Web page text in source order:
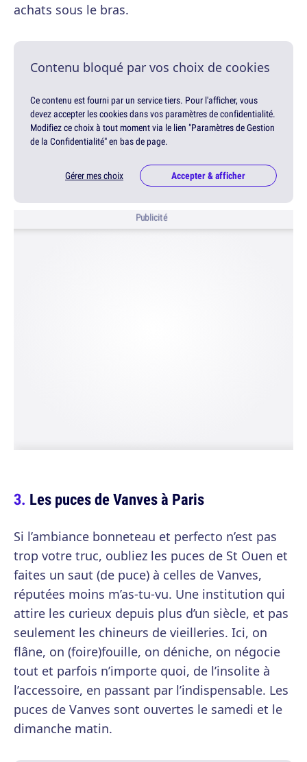
achats sous le bras.
Contenu bloqué par vos choix de cookies
Ce contenu est fourni par un service tiers. Pour l'afficher, vous
devez accepter les cookies dans vos paramètres de confidentialité.
Modifiez ce choix à tout moment via le lien "Paramètres de Gestion
de la Confidentialité" en bas de page.
Gérer mes choix Accepter & afficher
Publicité
Les puces de Vanves à Paris
Si l’ambiance bonneteau et perfecto n’est pas
trop votre truc, oubliez les puces de St Ouen et
faites un saut (de puce) à celles de Vanves,
réputées moins m’as-tu-vu. Une institution qui
attire les curieux depuis plus d’un siècle, et pas
seulement les chineurs de vieilleries. Ici, on
flâne, on (foire)fouille, on déniche, on négocie
tout et parfois n’importe quoi, de l’insolite à
l’accessoire, en passant par l’indispensable. Les
puces de Vanves sont ouvertes le samedi et le
dimanche matin.